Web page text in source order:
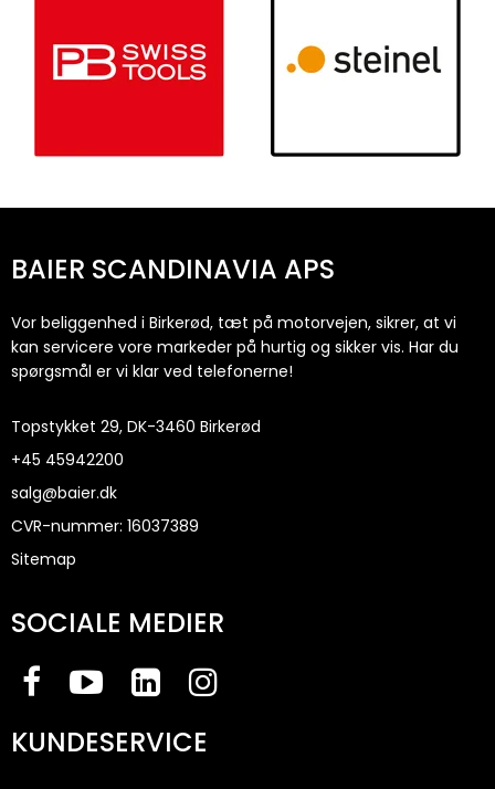
BAIER SCANDINAVIA APS
Vor beliggenhed i Birkerød, tæt på motorvejen, sikrer, at vi
kan servicere vore markeder på hurtig og sikker vis. Har du
spørgsmål er vi klar ved telefonerne!
Topstykket 29, DK-3460 Birkerød
+45 45942200
salg@baier.dk
CVR-nummer: 16037389
Sitemap
SOCIALE MEDIER
KUNDESERVICE